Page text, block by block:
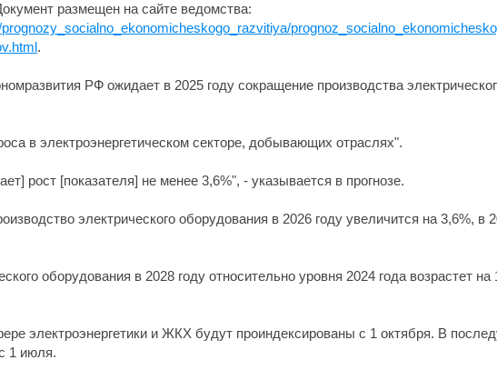
размещен на сайте ведомства:
.
РФ ожидает в 2025 году сокращение производства
в электроэнергетическом секторе, добывающих отраслях".
рост [показателя] не менее 3,6%", - указывается в прогнозе.
электрического оборудования в 2026 году увеличится на 3,6%, в
оборудования в 2028 году относительно уровня 2024 года возрастет на
электроэнергетики и ЖКХ будут проиндексированы с 1 октября. В
1 июля.